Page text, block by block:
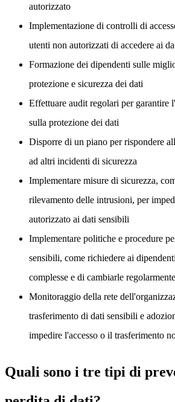
autorizzato
Implementazione di controlli di
utenti non autorizzati di accedere ai
Formazione dei dipendenti sulle
protezione e sicurezza dei dati
Effettuare audit regolari per garantire
sulla protezione dei dati
Disporre di un piano per rispondere
ad altri incidenti di sicurezza
Implementare misure di sicurezza,
rilevamento delle intrusioni, per
autorizzato ai dati sensibili
Implementare politiche e procedure
sensibili, come richiedere ai
complesse e di cambiarle regolarmente
Monitoraggio della rete
trasferimento di dati sensibili e
impedire l'accesso o il trasferimento
Quali sono i tre tipi di